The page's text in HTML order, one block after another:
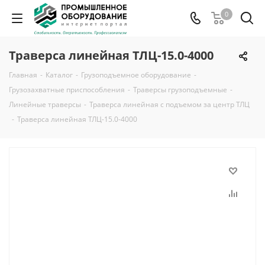
0
Траверса линейная ТЛЦ-15.0-4000
Главная - Каталог - Грузоподъемное оборудование -
Грузозахватные приспособления - Траверсы грузоподъемные -
Линейные траверсы - Траверса линейная с подъемом за центр ТЛЦ
- Траверса линейная ТЛЦ-15.0-4000